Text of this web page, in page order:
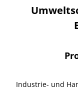
Industrie- und